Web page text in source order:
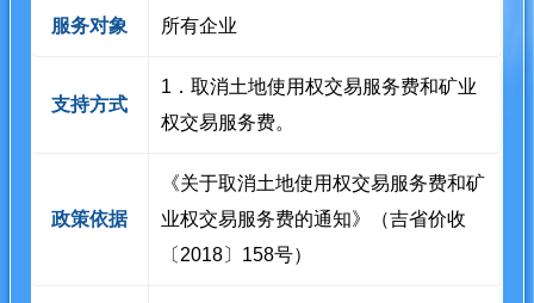
服务对象 所有企业
支持方式
1．取消土地使用权交易服务费和矿业
权交易服务费。
政策依据
《关于取消土地使用权交易服务费和矿
业权交易服务费的通知》（吉省价收
〔2018〕158号）